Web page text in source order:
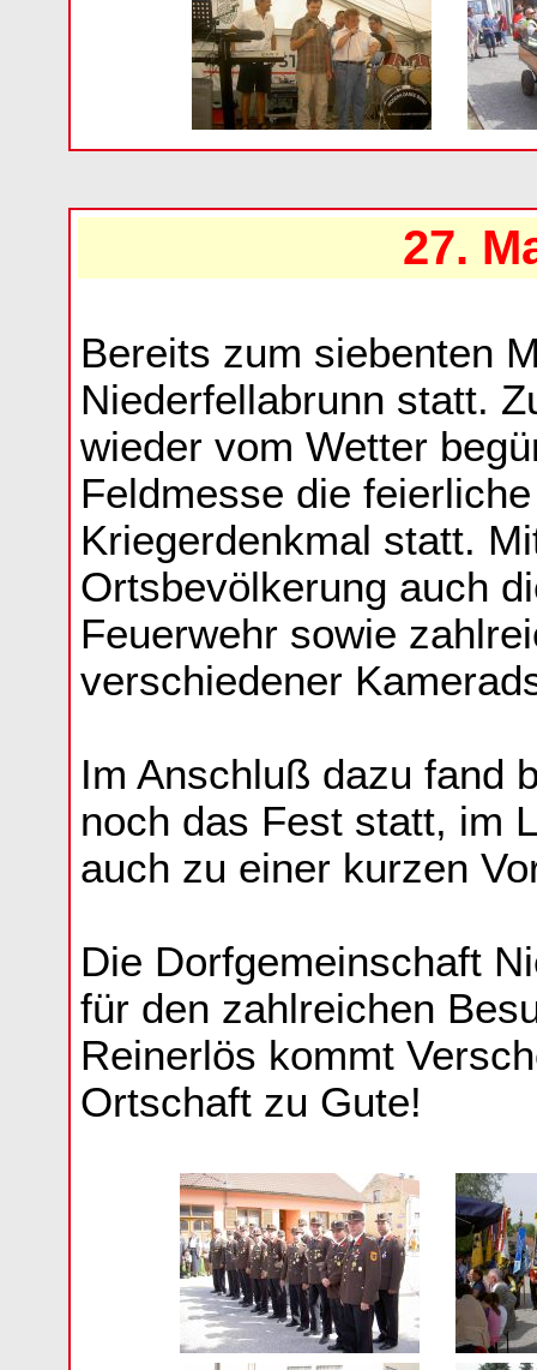
27.
Bereits zum siebenten
Niederfellabrunn statt.
wieder vom Wetter
Feldmesse die
Kriegerdenkmal statt.
Ortsbevölkerung auch
Feuerwehr sowie
verschiedener
Im Anschluß dazu fand
noch das Fest statt, im
auch zu einer kurzen
Die Dorfgemeinschaft
für den zahlreichen
Reinerlös kommt
Ortschaft zu Gute!